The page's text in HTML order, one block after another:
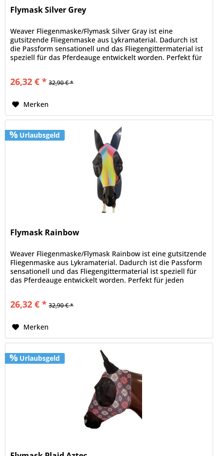
Flymask Silver Grey
Weaver Fliegenmaske/Flymask Silver Gray ist eine
gutsitzende Fliegenmaske aus Lykramaterial. Dadurch ist
die Passform sensationell und das Fliegengittermaterial ist
speziell für das Pferdeauge entwickelt worden. Perfekt für
26,32 € * 32,90 € *
Merken
Urlaubsgeld
Flymask Rainbow
Weaver Fliegenmaske/Flymask Rainbow ist eine gutsitzende
Fliegenmaske aus Lykramaterial. Dadurch ist die Passform
sensationell und das Fliegengittermaterial ist speziell für
das Pferdeauge entwickelt worden. Perfekt für jeden
26,32 € * 32,90 € *
Merken
Urlaubsgeld